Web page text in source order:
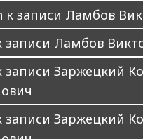
к записи Ламбов
Ламбов
записи Заржецкий
записи Заржецкий